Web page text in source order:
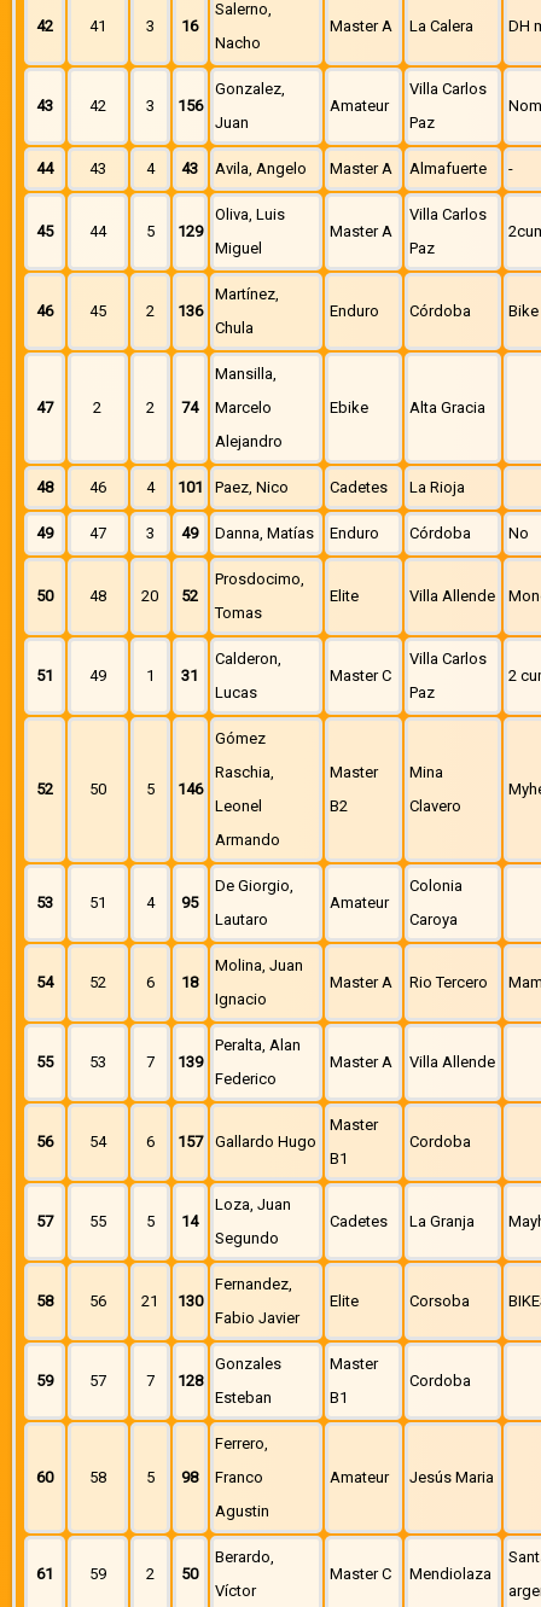
42 41 3 16
Salerno,
Nacho
Master A La Calera DH
43 42 3 156
Gonzalez,
Juan
Amateur
Villa Carlos
Paz
44 43 4 43 Avila, Angelo Master A Almafuerte -
45 44 5 129
Oliva, Luis
Miguel
Master A
Villa Carlos
Paz
46 45 2 136
Martínez,
Chula
Enduro Córdoba
47 2 2 74
Mansilla,
Marcelo
Alejandro
Ebike Alta Gracia
48 46 4 101 Paez, Nico Cadetes La Rioja
49 47 3 49 Danna, Matías Enduro Córdoba No
50 48 20 52
Prosdocimo,
Tomas
Elite Villa Allende
51 49 1 31
Calderon,
Lucas
Master C
Villa Carlos
Paz
2
52 50 5 146
Gómez
Raschia,
Leonel
Armando
Master
B2
Mina
Clavero
53 51 4 95
De Giorgio,
Lautaro
Amateur
Colonia
Caroya
54 52 6 18
Molina, Juan
Ignacio
Master A Rio Tercero
55 53 7 139
Peralta, Alan
Federico
Master A Villa Allende
56 54 6 157 Gallardo Hugo
Master
B1
Cordoba
57 55 5 14
Loza, Juan
Segundo
Cadetes La Granja
58 56 21 130
Fernandez,
Fabio Javier
Elite Corsoba
59 57 7 128
Gonzales
Esteban
Master
B1
Cordoba
60 58 5 98
Ferrero,
Franco
Agustin
Amateur Jesús Maria
61 59 2 50
Berardo,
Víctor
Master C Mendiolaza